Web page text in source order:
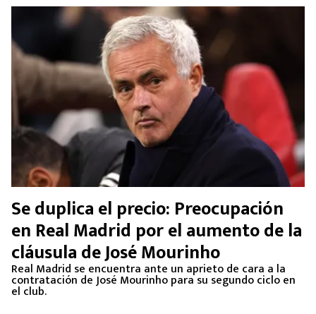
Se duplica el precio: Preocupación
en Real Madrid por el aumento de la
cláusula de José Mourinho
Real Madrid se encuentra ante un aprieto de cara a la
contratación de José Mourinho para su segundo ciclo en
el club.